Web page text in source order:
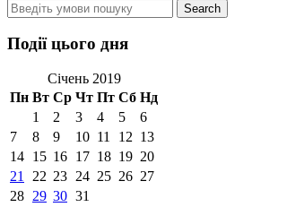
Події цього дня
Січень 2019
Пн Вт Ср Чт Пт Сб Нд
1 2 3 4 5
6
7
8 9 10 11 12 13
14 15 16 17 18 19 20
21
22 23 24 25 26 27
28 29 30 31